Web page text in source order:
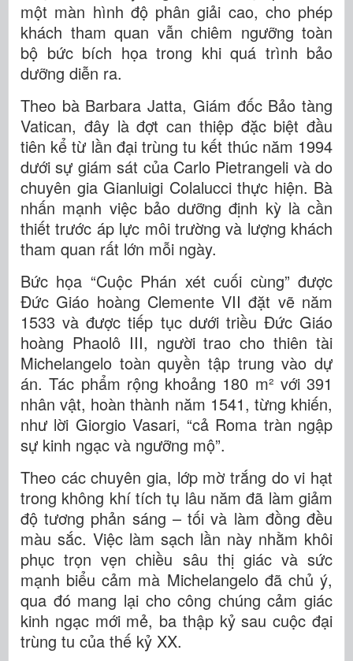
một màn hình độ phân giải cao, cho phép
khách tham quan vẫn chiêm ngưỡng toàn
bộ bức bích họa trong khi quá trình bảo
dưỡng diễn ra.
Theo bà Barbara Jatta, Giám đốc Bảo tàng
Vatican, đây là đợt can thiệp đặc biệt đầu
tiên kể từ lần đại trùng tu kết thúc năm 1994
dưới sự giám sát của Carlo Pietrangeli và do
chuyên gia Gianluigi Colalucci thực hiện. Bà
nhấn mạnh việc bảo dưỡng định kỳ là cần
thiết trước áp lực môi trường và lượng khách
tham quan rất lớn mỗi ngày.
Bức họa “Cuộc Phán xét cuối cùng” được
Đức Giáo hoàng Clemente VII đặt vẽ năm
1533 và được tiếp tục dưới triều Đức Giáo
hoàng Phaolô III, người trao cho thiên tài
Michelangelo toàn quyền tập trung vào dự
án. Tác phẩm rộng khoảng 180 m² với 391
nhân vật, hoàn thành năm 1541, từng khiến,
như lời Giorgio Vasari, “cả Roma tràn ngập
sự kinh ngạc và ngưỡng mộ”.
Theo các chuyên gia, lớp mờ trắng do vi hạt
trong không khí tích tụ lâu năm đã làm giảm
độ tương phản sáng – tối và làm đồng đều
màu sắc. Việc làm sạch lần này nhằm khôi
phục trọn vẹn chiều sâu thị giác và sức
mạnh biểu cảm mà Michelangelo đã chủ ý,
qua đó mang lại cho công chúng cảm giác
kinh ngạc mới mẻ, ba thập kỷ sau cuộc đại
trùng tu của thế kỷ XX.